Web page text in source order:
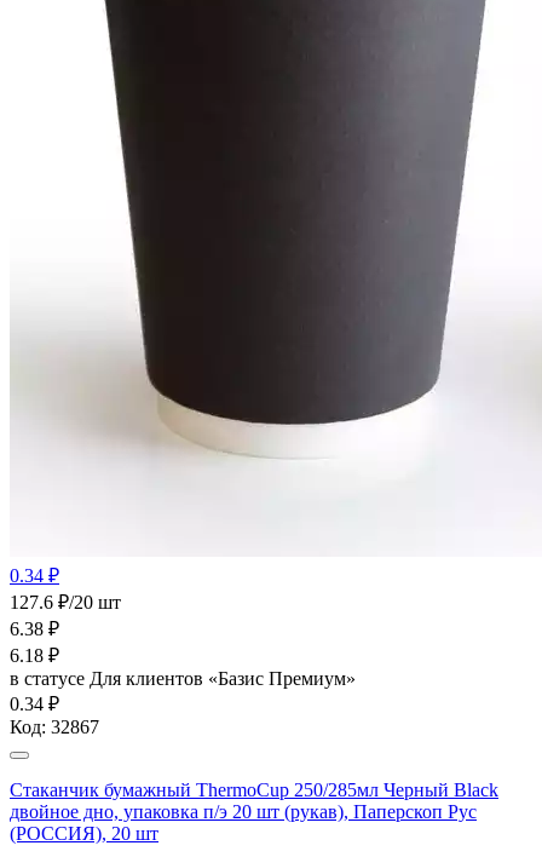
0.34 ₽
127.6 ₽/20 шт
6.38 ₽
6.18 ₽
в статусе Для клиентов «Базис Премиум»
0.34 ₽
Код: 32867
Стаканчик бумажный ThermoCup 250/285мл Черный Black
двойное дно, упаковка п/э 20 шт (рукав), Паперскоп Рус
(РОССИЯ), 20 шт